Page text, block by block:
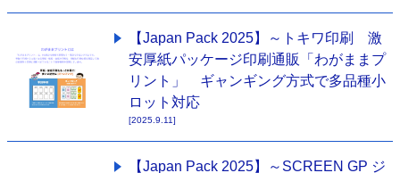
【Japan Pack 2025】～トキワ印刷 激
安厚紙パッケージ印刷通販「わがままプ
リント」 ギャンギング方式で多品種小
ロット対応
[2025.9.11]
【Japan Pack 2025】～SCREEN GP ジ